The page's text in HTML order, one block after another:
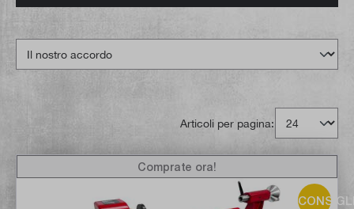
Articoli per pagina:
Comprate ora!